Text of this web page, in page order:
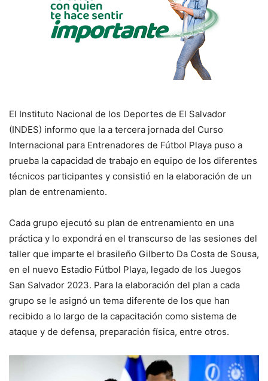
El Instituto Nacional de los Deportes de El Salvador
(INDES) informo que la a tercera jornada del Curso
Internacional para Entrenadores de Fútbol Playa puso a
prueba la capacidad de trabajo en equipo de los diferentes
técnicos participantes y consistió en la elaboración de un
plan de entrenamiento.
Cada grupo ejecutó su plan de entrenamiento en una
práctica y lo expondrá en el transcurso de las sesiones del
taller que imparte el brasileño Gilberto Da Costa de Sousa,
en el nuevo Estadio Fútbol Playa, legado de los Juegos
San Salvador 2023. Para la elaboración del plan a cada
grupo se le asignó un tema diferente de los que han
recibido a lo largo de la capacitación como sistema de
ataque y de defensa, preparación física, entre otros.